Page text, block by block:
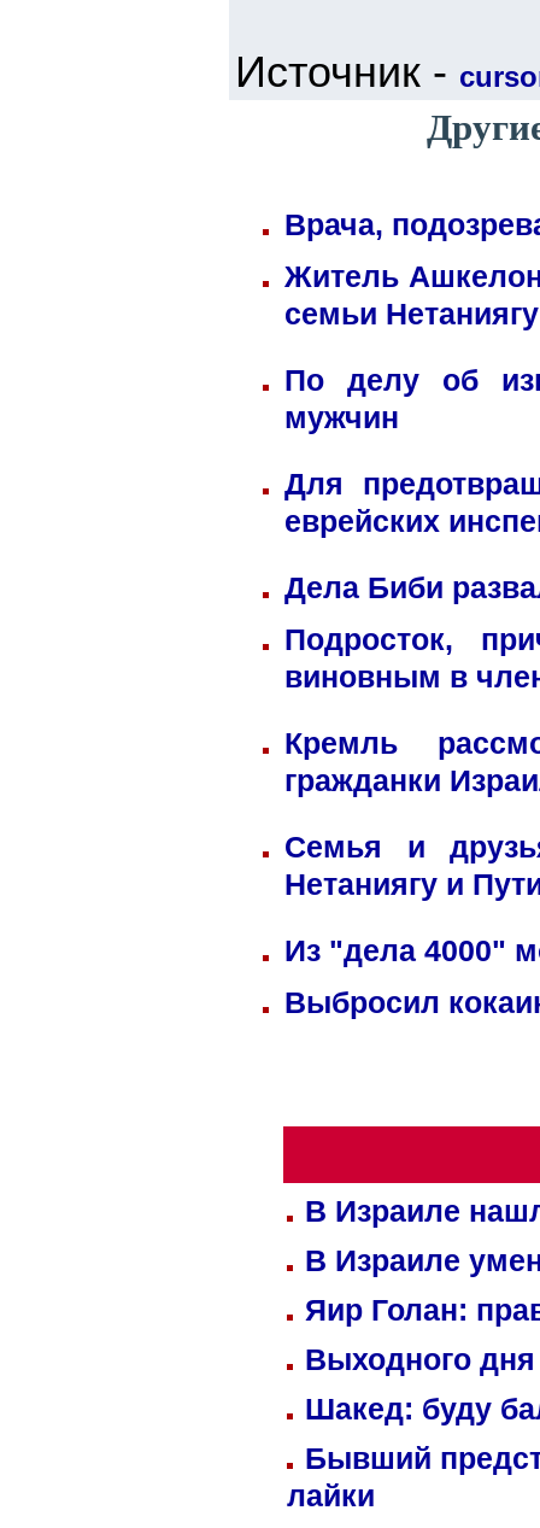
Источник -
Врача,
Житель
семьи Нетаниягу
По делу об
мужчин
Для
еврейских
Дела Биби
Подросток,
виновным в
Кремль
гражданки
Семья и
Нетаниягу и
Из "дела 4000"
Выбросил
В Израиле
В Израиле
Яир Голан:
Выходного
Шакед: буду
Бывший
лайки